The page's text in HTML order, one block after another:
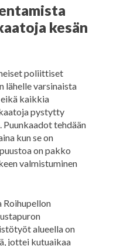
kesän
poliittiset
lähelle varsinaista
kaikkia
pystytty
tehdään
kun se on
on pakko
valmistuminen
Roihupellon
alueella on
jottei kutuaikaa